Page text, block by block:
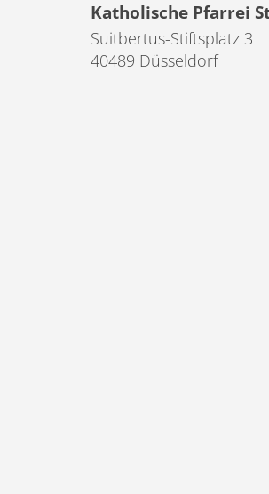
Katholische Pfarrei
Suitbertus-Stiftsplatz 3
40489 Düsseldorf